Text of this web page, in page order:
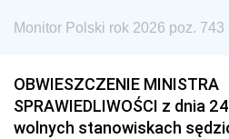
Monitor Polski rok 2026 poz. 743
OBWIESZCZENIE MINISTRA
SPRAWIEDLIWOŚCI z dnia
wolnych stanowiskach